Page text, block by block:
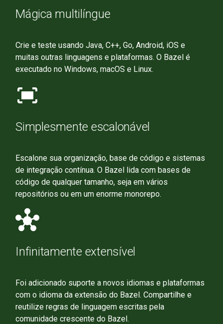
Mágica multilíngue
Crie e teste usando Java, C++, Go, Android, iOS e
muitas outras linguagens e plataformas. O Bazel é
executado no Windows, macOS e Linux.
fit_screen
Simplesmente escalonável
Escalone sua organização, base de código e sistemas
de integração contínua. O Bazel lida com bases de
código de qualquer tamanho, seja em vários
repositórios ou em um enorme monorepo.
hub
Infinitamente extensível
Foi adicionado suporte a novos idiomas e plataformas
com o idioma da extensão do Bazel. Compartilhe e
reutilize regras de linguagem escritas pela
comunidade crescente do Bazel.